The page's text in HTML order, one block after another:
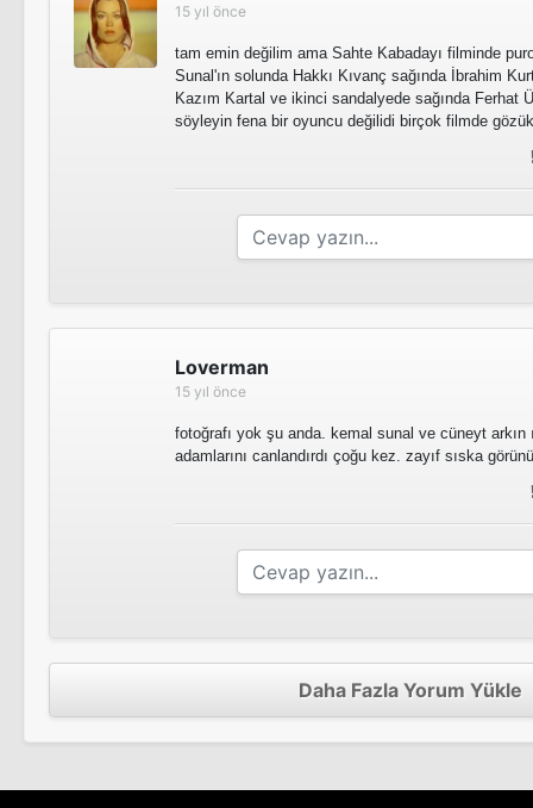
15 yıl önce
tam emin değilim ama Sahte Kabadayı filminde
Sunal'ın solunda Hakkı Kıvanç sağında İbrahim
Kazım Kartal ve ikinci sandalyede sağında Ferhat
söyleyin fena bir oyuncu değilidi birçok filmde
Loverman
15 yıl önce
fotoğrafı yok şu anda. kemal sunal ve cüneyt arkın
adamlarını canlandırdı çoğu kez. zayıf sıska
Daha Fazla Yorum Yükle